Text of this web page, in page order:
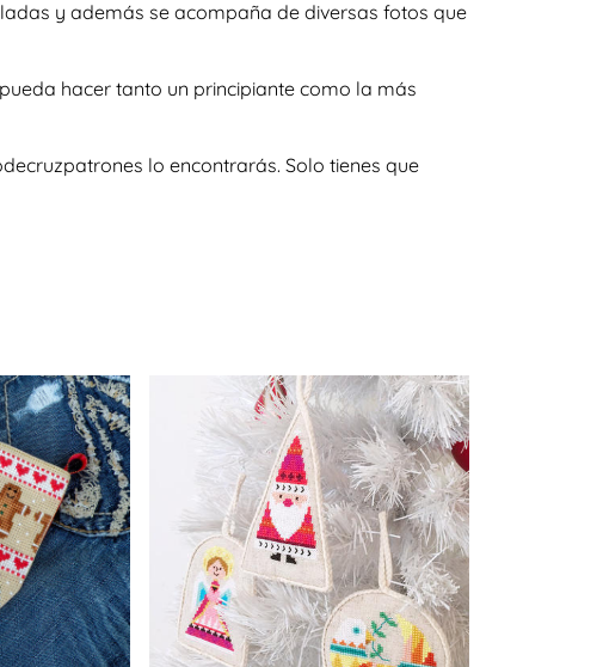
y además se acompaña de diversas fotos que
hacer tanto un principiante como la más
lo encontrarás. Solo tienes que